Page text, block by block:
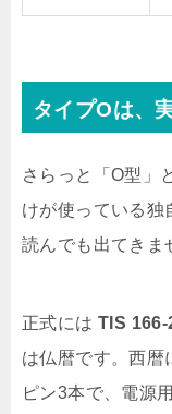
タイプOは、
さらっと「O型」
けが使っている独
読んでも出てきま
正式には TIS 166-
は仏暦です。西暦
ピン3本で、電源